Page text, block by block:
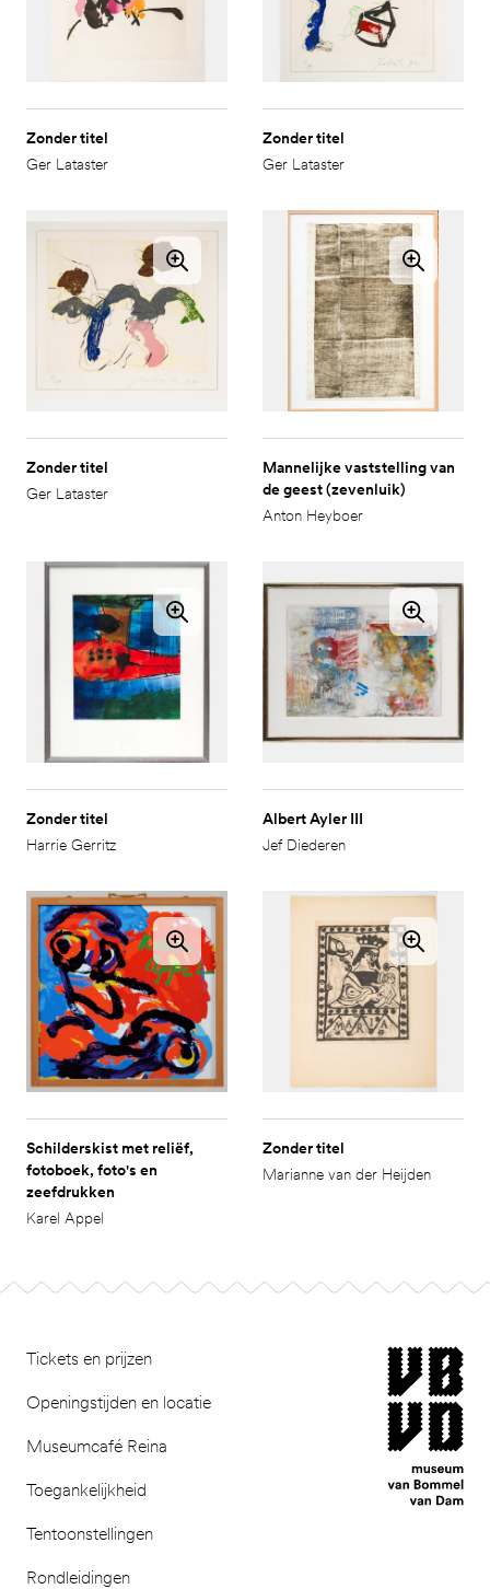
Zonder titel
Ger Lataster
Zonder titel
Ger Lataster
Zonder titel
Ger Lataster
Mannelijke vaststelling van
de geest (zevenluik)
Anton Heyboer
Zonder titel
Harrie Gerritz
Albert Ayler III
Jef Diederen
Schilderskist met reliëf,
fotoboek, foto's en
zeefdrukken
Karel Appel
Zonder titel
Marianne van der Heijden
Tickets en prijzen
Openingstijden en locatie
Museumcafé Reina
Toegankelijkheid
Tentoonstellingen
Rondleidingen
museum van